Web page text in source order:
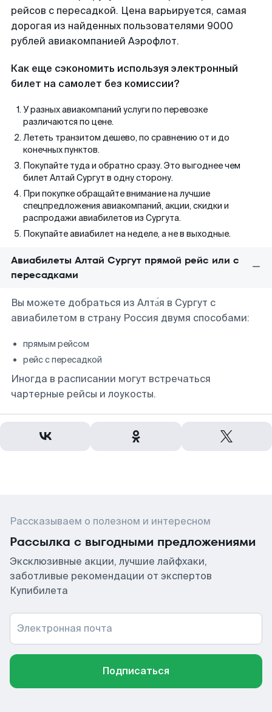
рейсов с пересадкой. Цена варьируется, самая
дорогая из найденных пользователями 9000
рублей авиакомпанией Аэрофлот.
Как еще сэкономить используя электронный
билет на самолет без комиссии?
У разных авиакомпаний услуги по перевозке
различаются по цене.
Лететь транзитом дешево, по сравнению от и до
конечных пунктов.
Покупайте туда и обратно сразу. Это выгоднее чем
билет Алтай Сургут в одну сторону.
При покупке обращайте внимание на лучшие
спецпредложения авиакомпаний, акции, скидки и
распродажи авиабилетов из Сургута.
Покупайте авиабилет на неделе, а не в выходные.
Авиабилеты Алтай Сургут прямой рейс или с
пересадками
Вы можете добраться из Алта́я в Сургут с
авиабилетом в страну Россия двумя способами:
прямым рейсом
рейс с пересадкой
Иногда в расписании могут встречаться
чартерные рейсы и лоукосты.
Рассказываем о полезном и интересном
Рассылка с выгодными предложениями
Эксклюзивные акции, лучшие лайфхаки,
заботливые рекомендации от экспертов
Купибилета
Электронная почта
Подписаться